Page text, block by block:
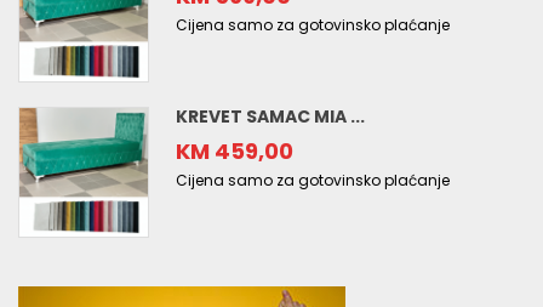
Cijena samo za gotovinsko plaćanje
KREVET SAMAC MIA ...
KM 459,00
Cijena samo za gotovinsko plaćanje